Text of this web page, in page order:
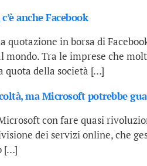
anche Facebook
quotazione in borsa di
mondo. Tra le imprese che
quota della società […]
ma Microsoft potrebbe
con fare quasi
dei servizi online, che
[…]